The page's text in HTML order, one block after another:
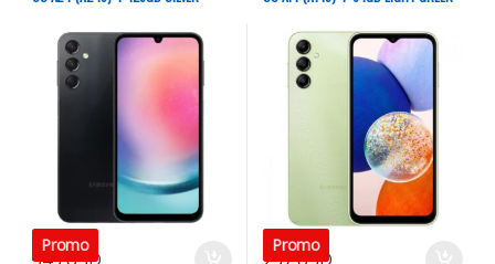
Promo
345USD
Promo
237USD